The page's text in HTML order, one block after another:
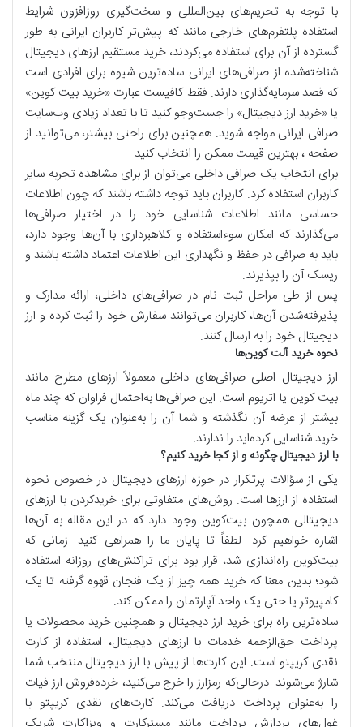
با توجه به تحریم‌های بین‌المللی و سخت‌گیری روزافزون شرایط
استفاده پلتفرم‌های خارجی مانند که پیش‌تر کاربران ایرانی به طور
گسترده از آن برای استفاده می‌کردند، خرید مستقیم ارزهای دیجیتال
شناخته‌شده از صرافی‌های ایرانی ساده‌ترین شیوه برای افرادی است
که قصد سرمایه‌گذاری دارند. فقط کافیست عبارت «خرید بیت کوین»
یا «خرید ارز دیجیتال» را جست‌وجو کنید تا با تعداد زیادی وب‌سایت
صرافی ایرانی مواجه شوید. همچنین برای راحتی بیشتر، می‌توانید از
صفحه ، بهترین قیمت ممکن را انتخاب کنید.
برای انتخاب یک صرافی داخلی می‌توان از برای مشاهده تجربه سایر
کاربران استفاده کرد. کاربران باید توجه داشته باشند که چون اطلاعات
حساسی مانند اطلاعات شناسایی خود را در اختیار صرافی‌ها
می‌گذارند که امکان سو‌ء‌استفاده و کلاهبرداری با آن‌ها وجود دارد،
باید به صرافی در حفظ و نگهداری این اطلاعات اعتماد داشته باشند و
ریسک آن را بپذیرند.
پس از طی مراحل ثبت نام در صرافی‌های داخلی، ارائه مدارک و
پذیرفته‌شدن آن‌ها، کاربران می‌توانند سفارش خود را ثبت کرده و ارز
دیجیتال خود را به ارسال کنند.
نحوه خرید آلت کوین‌ها
ارز دیجیتال اصلی صرافی‌های داخلی معمولاً ارزهای مطرح مانند
بیت کوین یا اتریوم است. این صرافی‌ها به‌احتمال فراوان که چند ماه
بیشتر از عرضه آن نگذشته و شما آن را به‌عنوان یک گزینه مناسب
خرید شناسایی کرده‌اید را ندارند.
با ارز دیجیتال چگونه و از کجا خرید کنیم؟
یکی از سؤالات پرتکرار در حوزه‌ ارزهای دیجیتال در خصوص نحوه‌
استفاده از ارزها است. روش‌های متفاوتی برای خریدکردن با ارزهای
دیجیتالی همچون بیت‌کوین وجود دارد که در این مقاله به آن‌ها
اشاره خواهیم کرد. لطفاً تا پایان ما را همراهی کنید. زمانی که
بیت‌کوین راه‌اندازی شد، قرار بود برای تراکنش‌های روزانه استفاده
شود؛ بدین معنا که خرید همه چیز از یک فنجان قهوه گرفته تا یک
کامپیوتر یا حتی یک واحد آپارتمان را ممکن کند.
ساده‌ترین راه برای خرید ارز دیجیتال و همچنین خرید محصولات یا
پرداخت حق‌الزحمه‌ خدمات با ارزهای دیجیتال، استفاده از کارت
نقدی کریپتو است. این کارت‌ها از پیش با ارز دیجیتال منتخب شما
شارژ می‌شوند. درحالی‌که رمزارز را خرج می‌کنید، خرده‌فروش ارز فیات
را به‌عنوان پرداخت دریافت می‌کند. کارت‌های نقدی کریپتو با